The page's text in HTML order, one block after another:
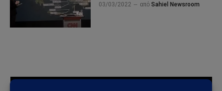
03/03/2022 από Sahiel Newsroom